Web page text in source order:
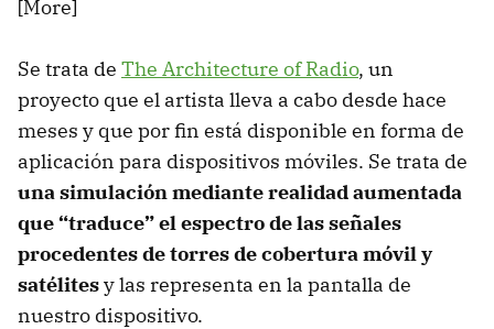
[More]
Se trata de The Architecture of Radio, un
proyecto que el artista lleva a cabo desde hace
meses y que por fin está disponible en forma de
aplicación para dispositivos móviles. Se trata de
una simulación mediante realidad aumentada
que “traduce” el espectro de las señales
procedentes de torres de cobertura móvil y
satélitesy las representa en la pantalla de
nuestro dispositivo.